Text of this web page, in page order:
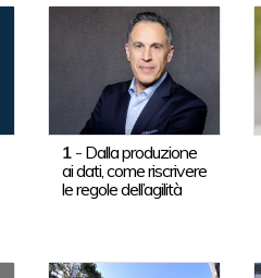
1- Dalla produzione
ai dati, come riscrivere
le regole dell’agilità